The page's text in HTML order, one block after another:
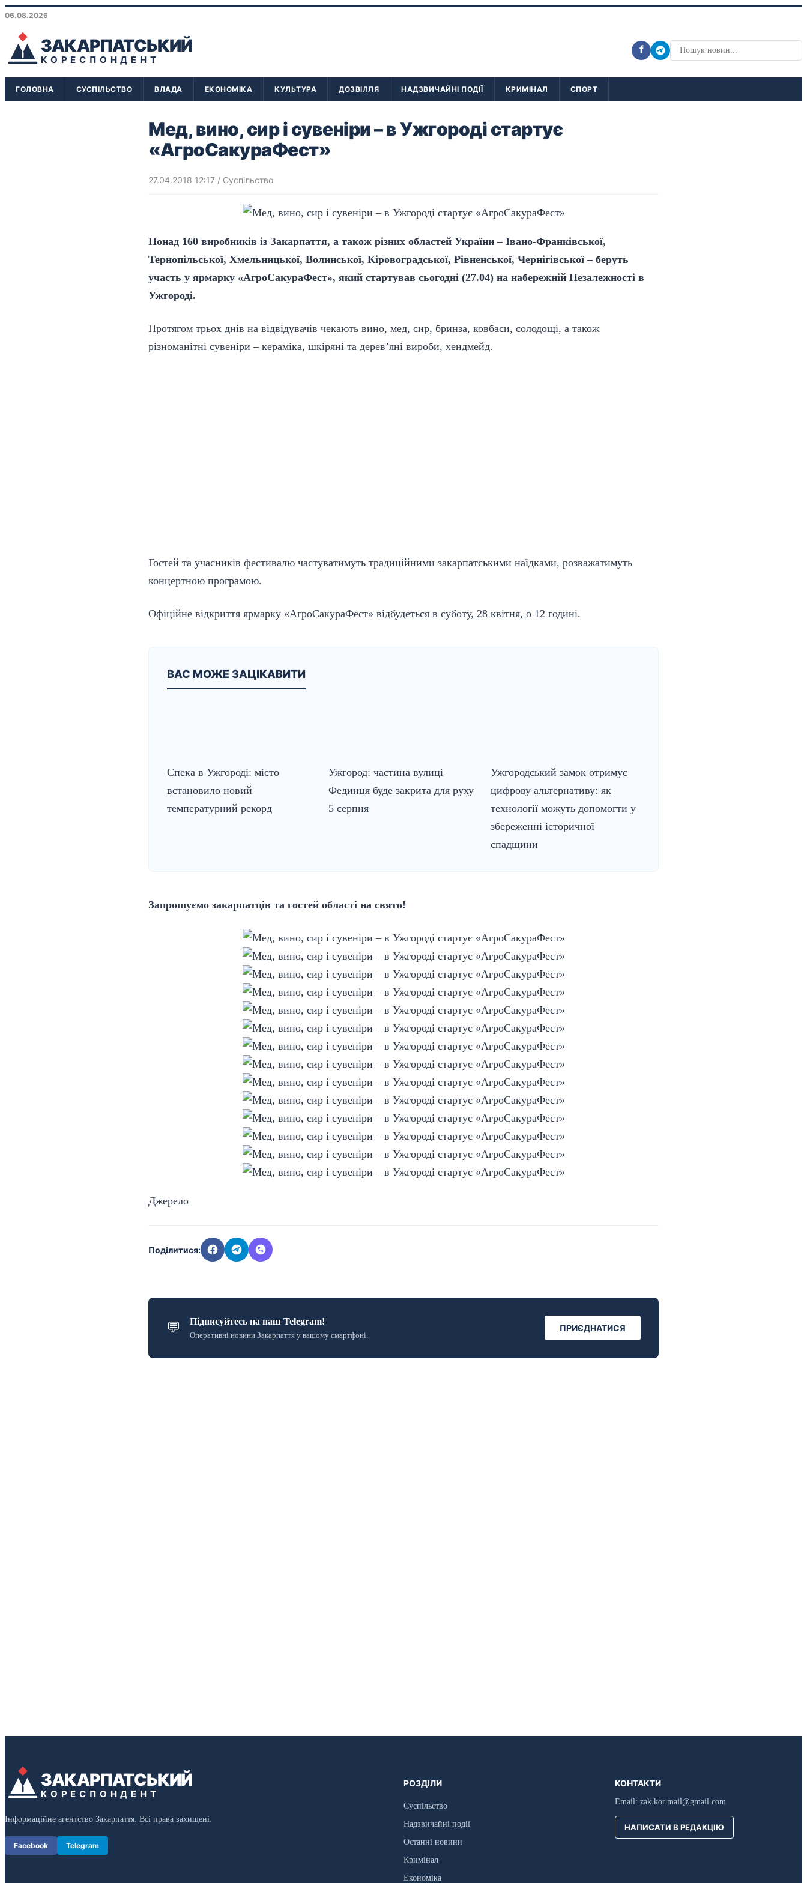
06.08.2026
ЗАКАРПАТСЬКИЙ
КОРЕСПОНДЕНТ
f
ГОЛОВНА СУСПІЛЬСТВО ВЛАДА ЕКОНОМІКА КУЛЬТУРА ДОЗВІЛЛЯ НАДЗВИЧАЙНІ ПОДІЇ КРИМІНАЛ СПОРТ
Мед, вино, сир і сувеніри – в Ужгороді стартує
«АгроСакураФест»
27.04.2018 12:17 / Суспільство
Понад 160 виробників із Закарпаття, а також різних областей України – Івано-Франківської,
Тернопільської, Хмельницької, Волинської, Кіровоградської, Рівненської, Чернігівської – беруть
участь у ярмарку «АгроСакураФест», який стартував сьогодні (27.04) на набережній Незалежності в
Ужгороді.
Протягом трьох днів на відвідувачів чекають вино, мед, сир, бринза, ковбаси, солодощі, а також
різноманітні сувеніри – кераміка, шкіряні та дерев’яні вироби, хендмейд.
Гостей та учасників фестивалю частуватимуть традиційними закарпатськими наїдками, розважатимуть
концертною програмою.
Офіційне відкриття ярмарку «АгроСакураФест» відбудеться в суботу, 28 квітня, о 12 годині.
ВАС МОЖЕ ЗАЦІКАВИТИ
Спека в Ужгороді: місто
встановило новий
температурний рекорд
Ужгород: частина вулиці
Фединця буде закрита для руху
5 серпня
Ужгородський замок отримує
цифрову альтернативу: як
технології можуть допомогти у
збереженні історичної
спадщини
Запрошуємо закарпатців та гостей області на свято!
Джерело
Поділитися:
💬 Підписуйтесь на наш Telegram!
Оперативні новини Закарпаття у вашому смартфоні.
ПРИЄДНАТИСЯ
ЗАКАРПАТСЬКИЙ
КОРЕСПОНДЕНТ
Інформаційне агентство Закарпаття. Всі права захищені.
Facebook Telegram
РОЗДІЛИ
Суспільство
Надзвичайні події
Останні новини
Кримінал
Економіка
КОНТАКТИ
Email: zak.kor.mail@gmail.com
НАПИСАТИ В РЕДАКЦІЮ